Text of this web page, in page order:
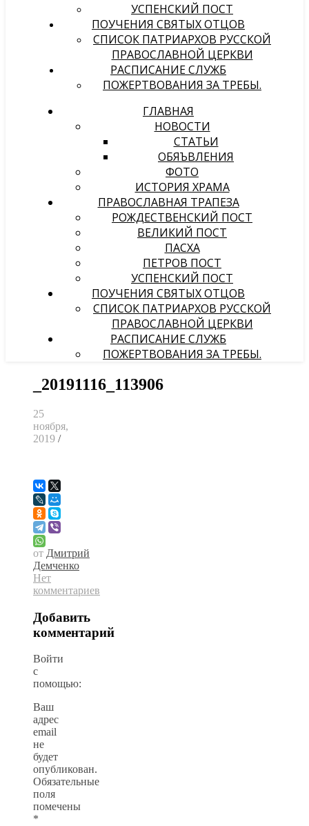
УСПЕНСКИЙ ПОСТ
ПОУЧЕНИЯ СВЯТЫХ ОТЦОВ
СПИСОК ПАТРИАРХОВ РУССКОЙ
ПРАВОСЛАВНОЙ ЦЕРКВИ
РАСПИСАНИЕ СЛУЖБ
ПОЖЕРТВОВАНИЯ ЗА ТРЕБЫ.
ГЛАВНАЯ
НОВОСТИ
СТАТЬИ
ОБЯЪВЛЕНИЯ
ФОТО
ИСТОРИЯ ХРАМА
ПРАВОСЛАВНАЯ ТРАПЕЗА
РОЖДЕСТВЕНСКИЙ ПОСТ
ВЕЛИКИЙ ПОСТ
ПАСХА
ПЕТРОВ ПОСТ
УСПЕНСКИЙ ПОСТ
ПОУЧЕНИЯ СВЯТЫХ ОТЦОВ
СПИСОК ПАТРИАРХОВ РУССКОЙ
ПРАВОСЛАВНОЙ ЦЕРКВИ
РАСПИСАНИЕ СЛУЖБ
ПОЖЕРТВОВАНИЯ ЗА ТРЕБЫ.
_20191116_113906
25
ноября,
2019 /
от Дмитрий
Демченко
Нет
комментариев
Добавить
комментарий
Войти
с
помощью:
Ваш
адрес
email
не
будет
опубликован.
Обязательные
поля
помечены
*